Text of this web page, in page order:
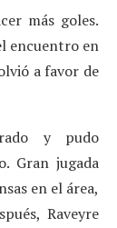
más goles.
encuentro en
a favor de
y pudo
Gran jugada
en el área,
Raveyre